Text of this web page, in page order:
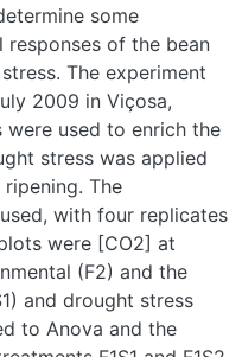
some physiological
bean under high [CO2]
was conducted from
open-top chambers
whereas the drought
and the ripening.
with four replicates
were [CO2] at 700ppm
and the subplots were
(S2). The results were
test (P < 0.05). For the
rate showed